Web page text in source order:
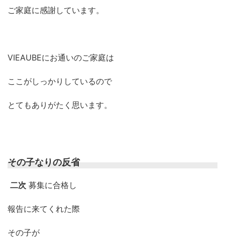
ご家庭に感謝しています。
VIEAUBEにお通いのご家庭は
ここがしっかりしているので
とてもありがたく思います。
その子なりの反省
二次 募集に合格し
報告に来てくれた際
その子が